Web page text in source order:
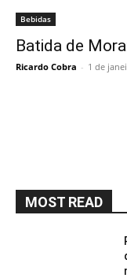
Bebidas
Batida de
Ricardo Cobra - 1 de
MOST READ